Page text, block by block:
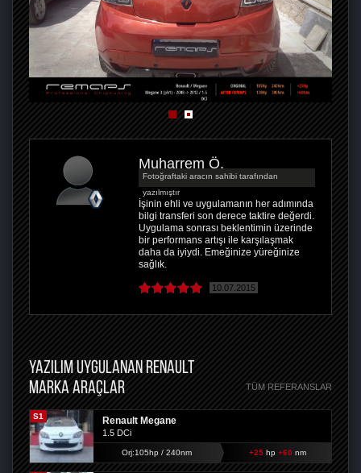
Muharrem Ö.
Fotoğraftaki aracın sahibi tarafından
yazılmıştır
İşinin ehli ve uygulamanın her adımında
bilgi transferi son derece taktire değerdi.
Uygulama sonrası beklentimin üzerinde
bir performans artışı ile karşılaşmak
daha da iyiydi. Emeğinize yüreğinize
sağlık.
10.07.2015
YAZILIM UYGULANAN RENAULT
MARKA ARAÇLAR
TÜM REFERANSLAR
S1 Renault Megane
1.5 DCi
Orj:105hp / 240nm +25hp +60 nm